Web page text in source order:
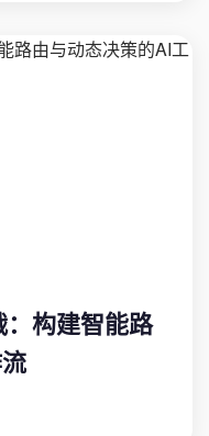
构建智能路